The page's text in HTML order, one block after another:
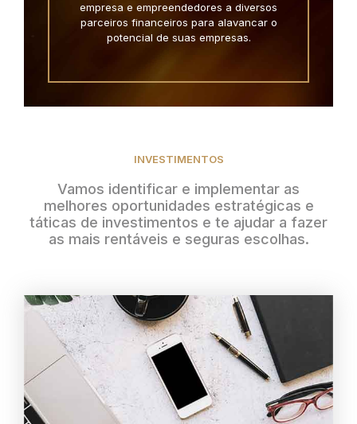
empresa e empreendedores a diversos
parceiros financeiros para alavancar o
potencial de suas empresas.
INVESTIMENTOS
Vamos identificar e implementar as
melhores oportunidades estratégicas e
táticas de investimentos e te ajudar a fazer
as mais rentáveis e seguras escolhas.